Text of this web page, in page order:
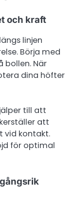
och kraft
linjen
Börja med
bollen. När
dina höfter
till att
att
vid kontakt.
för optimal